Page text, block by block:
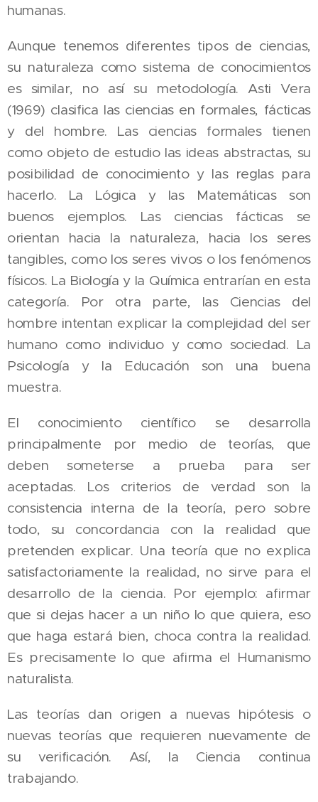
humanas.
Aunque tenemos diferentes tipos de ciencias,
su naturaleza como sistema de conocimientos
es similar, no así su metodología. Asti Vera
(1969) clasifica las ciencias en formales, fácticas
y del hombre. Las ciencias formales tienen
como objeto de estudio las ideas abstractas, su
posibilidad de conocimiento y las reglas para
hacerlo. La Lógica y las Matemáticas son
buenos ejemplos. Las ciencias fácticas se
orientan hacia la naturaleza, hacia los seres
tangibles, como los seres vivos o los fenómenos
físicos. La Biología y la Química entrarían en esta
categoría. Por otra parte, las Ciencias del
hombre intentan explicar la complejidad del ser
humano como individuo y como sociedad. La
Psicología y la Educación son una buena
muestra.
El conocimiento científico se desarrolla
principalmente por medio de teorías, que
deben someterse a prueba para ser
aceptadas. Los criterios de verdad son la
consistencia interna de la teoría, pero sobre
todo, su concordancia con la realidad que
pretenden explicar. Una teoría que no explica
satisfactoriamente la realidad, no sirve para el
desarrollo de la ciencia. Por ejemplo: afirmar
que si dejas hacer a un niño lo que quiera, eso
que haga estará bien, choca contra la realidad.
Es precisamente lo que afirma el Humanismo
naturalista.
Las teorías dan origen a nuevas hipótesis o
nuevas teorías que requieren nuevamente de
su verificación. Así, la Ciencia continua
trabajando.